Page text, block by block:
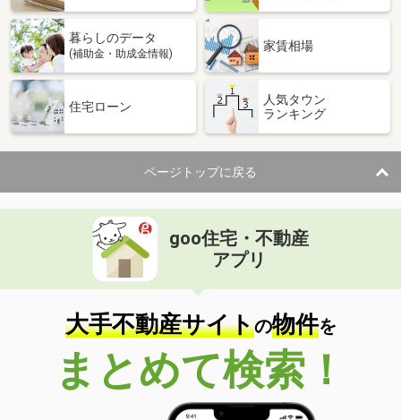
暮らしのデータ
(補助金・助成金情報)
家賃相場
住宅ローン
人気タウン
ランキング
ページトップに戻る
goo住宅・不動産
アプリ
大手不動産サイトの物件を
まとめて検索！